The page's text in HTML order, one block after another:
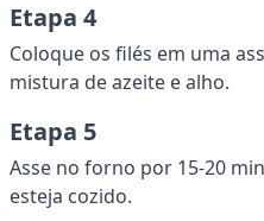
Etapa 4
Coloque os filés em uma
mistura de azeite e alho.
Etapa 5
Asse no forno por 15-20
esteja cozido.